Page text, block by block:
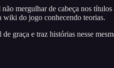
mergulhar de cabeça nos títulos
wiki do jogo conhecendo teorias.
de graça e traz histórias nesse